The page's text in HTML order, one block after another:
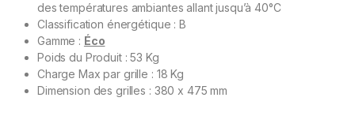
des températures ambiantes allant jusqu’à 40°C
Classification énergétique : B
Gamme : Éco
Poids du Produit : 53 Kg
Charge Max par grille : 18 Kg
Dimension des grilles : 380 x 475 mm